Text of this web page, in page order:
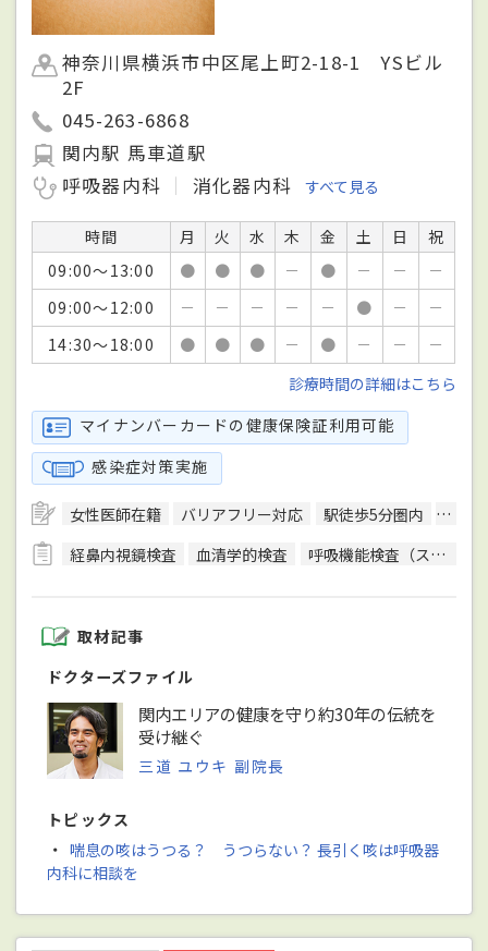
神奈川県横浜市中区尾上町2-18-1 YSビル
2F
045-263-6868
関内駅 馬車道駅
呼吸器内科
消化器内科 すべて見る
時間 月 火 水 木 金 土 日
祝
09:00～13:00
● ● ● － ● － －
－
09:00～12:00
－ － － － － ● －
－
14:30～18:00
● ● ● － ● － －
－
診療時間の詳細はこちら
マイナンバーカードの健康保険証利用可能
感染症対策実施
女性医師在籍 バリアフリー対応 駅徒歩5分圏内
予約可
経鼻内視鏡検査
血清学的検査 呼吸機能検査（スパイロメトリー）
取材記事
ドクターズファイル
関内エリアの健康を守り約30年の伝統を
受け継ぐ
三道 ユウキ 副院長
トピックス
・ 喘息の咳はうつる？ うつらない？ 長引く咳は呼吸器
内科に相談を